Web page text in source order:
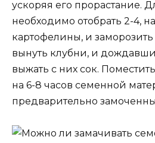
ускоряя его прорастание.
необходимо отобрать 2-4,
картофелины, и заморозить
вынуть клубни, и
выжать с них сок.
на 6-8 часов семенной
предварительно